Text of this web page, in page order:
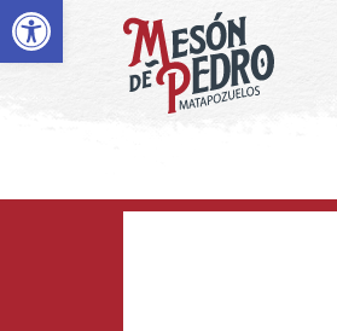
Abrir barra de herramientas